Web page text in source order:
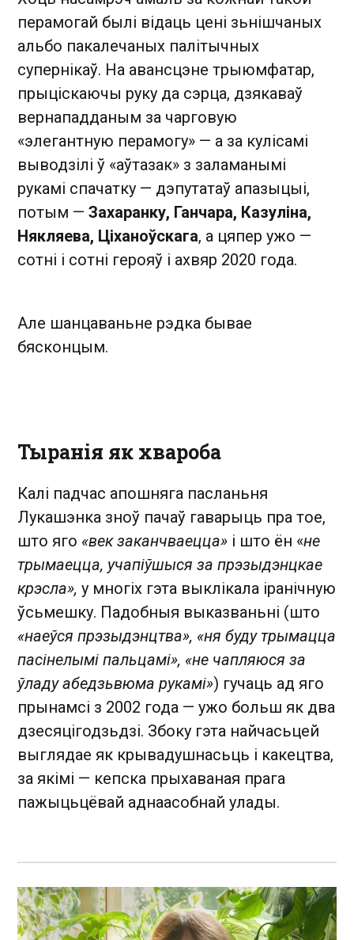
перамогай былі відаць цені зьнішчаных
альбо пакалечаных палітычных
супернікаў. На авансцэне трыюмфатар,
прыціскаючы руку да сэрца, дзякаваў
вернападданым за чарговую
«элегантную перамогу» — а за кулісамі
выводзілі ў «аўтазак» з заламанымі
рукамі спачатку — дэпутатаў апазыцыі,
потым — Захаранку, Ганчара, Казуліна,
Някляева, Ціханоўскага, а цяпер ужо —
сотні і сотні герояў і ахвяр 2020 года.
Але шанцаваньне рэдка бывае
бясконцым.
Тыранія як хвароба
Калі падчас апошняга пасланьня
Лукашэнка зноў пачаў гаварыць пра тое,
што яго «век заканчваецца» і што ён «не
трымаецца, учапіўшыся за прэзыдэнцкае
крэсла», у многіх гэта выклікала іранічную
ўсьмешку. Падобныя выказваньні (што
«наеўся прэзыдэнцтва», «ня буду трымацца
пасінелымі пальцамі», «не чапляюся за
ўладу абедзьвюма рукамі») гучаць ад яго
прынамсі з 2002 года — ужо больш як два
дзесяцігодзьдзі. Збоку гэта найчасьцей
выглядае як крывадушнасьць і какецтва,
за якімі — кепска прыхаваная прага
пажыцьцёвай аднаасобнай улады.